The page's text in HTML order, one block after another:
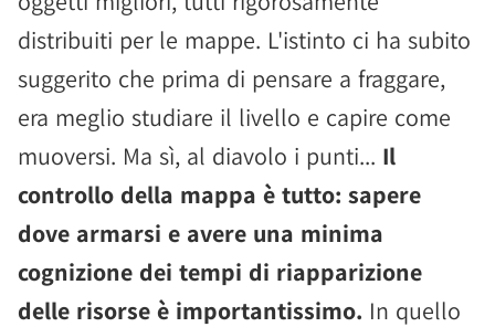
distribuiti per le mappe. L'istinto ci ha subito
suggerito che prima di pensare a fraggare,
era meglio studiare il livello e capire come
muoversi. Ma sì, al diavolo i punti... Il
controllo della mappa è tutto: sapere
dove armarsi e avere una minima
cognizione dei tempi di riapparizione
delle risorse è importantissimo. In quello